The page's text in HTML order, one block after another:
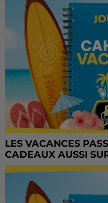
LES VACANCES
CADEAUX AUSSI